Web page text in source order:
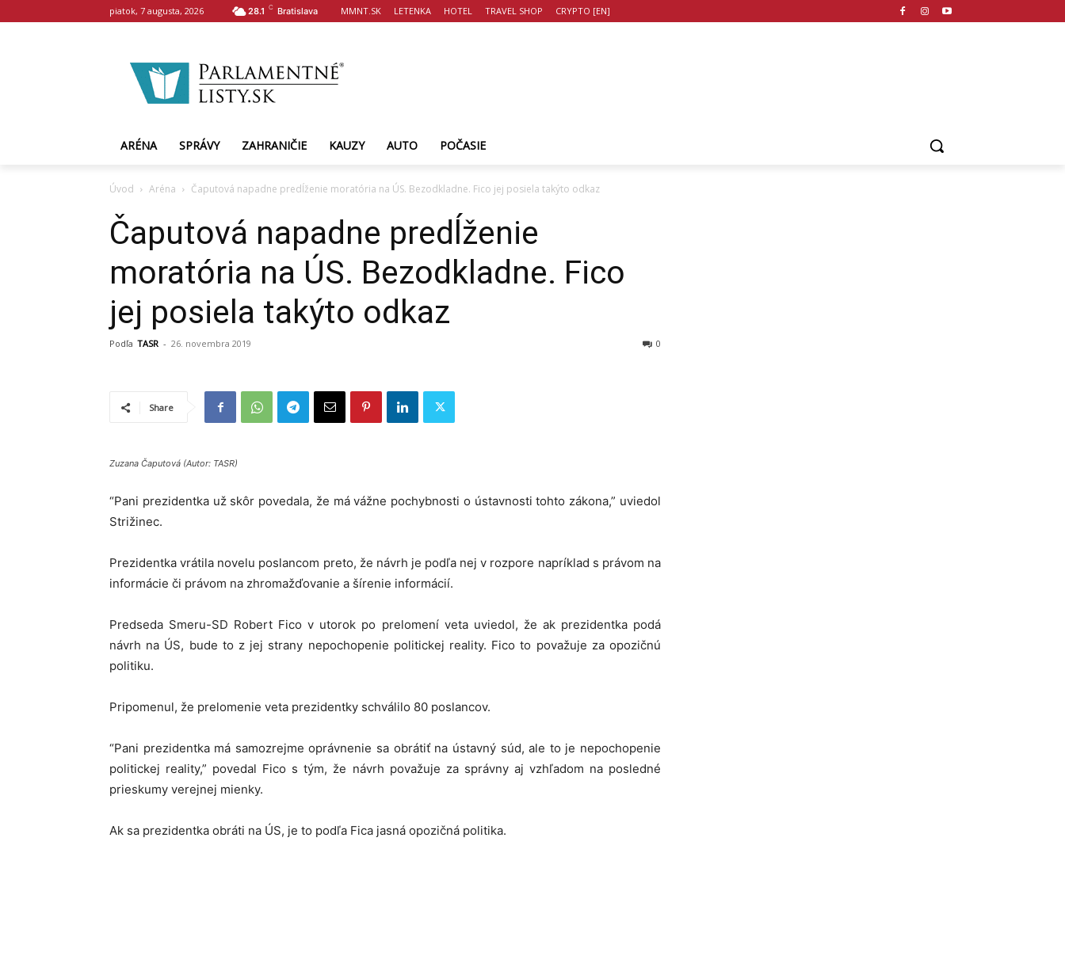
piatok, 7 augusta, 2026 28.1 C Bratislava MMNT.SK LETENKA HOTEL TRAVEL SHOP CRYPTO [EN]
ARÉNA SPRÁVY ZAHRANIČIE KAUZY AUTO POČASIE
Úvod Aréna Čaputová napadne predĺženie moratória na ÚS. Bezodkladne. Fico jej posiela takýto odkaz
Čaputová napadne predĺženie
moratória na ÚS. Bezodkladne. Fico
jej posiela takýto odkaz
Podľa TASR - 26. novembra 2019 0
Share
Zuzana Čaputová (Autor: TASR)
“Pani prezidentka už skôr povedala, že má vážne pochybnosti o ústavnosti tohto zákona,” uviedol
Strižinec.
Prezidentka vrátila novelu poslancom preto, že návrh je podľa nej v rozpore napríklad s právom na
informácie či právom na zhromažďovanie a šírenie informácií.
Predseda Smeru-SD Robert Fico v utorok po prelomení veta uviedol, že ak prezidentka podá
návrh na ÚS, bude to z jej strany nepochopenie politickej reality. Fico to považuje za opozičnú
politiku.
Pripomenul, že prelomenie veta prezidentky schválilo 80 poslancov.
“Pani prezidentka má samozrejme oprávnenie sa obrátiť na ústavný súd, ale to je nepochopenie
politickej reality,” povedal Fico s tým, že návrh považuje za správny aj vzhľadom na posledné
prieskumy verejnej mienky.
Ak sa prezidentka obráti na ÚS, je to podľa Fica jasná opozičná politika.